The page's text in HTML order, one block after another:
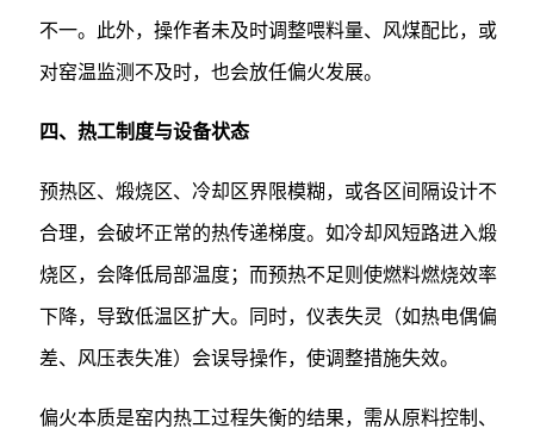
不一。此外，操作者未及时调整喂料量、风煤配比，或
对窑温监测不及时，也会放任偏火发展。
四、热工制度与设备状态
预热区、煅烧区、冷却区界限模糊，或各区间隔设计不
合理，会破坏正常的热传递梯度。如冷却风短路进入煅
烧区，会降低局部温度；而预热不足则使燃料燃烧效率
下降，导致低温区扩大。同时，仪表失灵（如热电偶偏
差、风压表失准）会误导操作，使调整措施失效。
偏火本质是窑内热工过程失衡的结果，需从原料控制、